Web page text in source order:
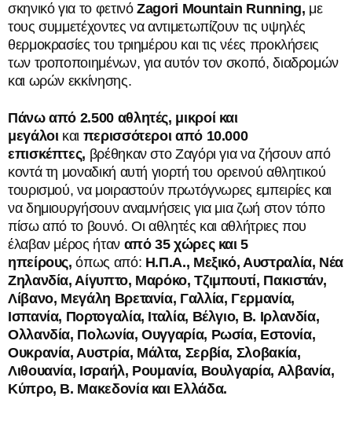
σκηνικό για το φετινόZagori Mountain Running, με
τους συμμετέχοντες να αντιμετωπίζουν τις υψηλές
θερμοκρασίες του τριημέρου και τις νέες προκλήσεις
των τροποποιημένων, για αυτόν τον σκοπό, διαδρομών
και ωρών εκκίνησης.
Πάνω από 2.500 αθλητές, μικροί και
μεγάλοικαι περισσότεροι από 10.000
επισκέπτες, βρέθηκαν στο Ζαγόρι για να ζήσουν από
κοντά τη μοναδική αυτή γιορτή του ορεινού αθλητικού
τουρισμού, να μοιραστούν πρωτόγνωρες εμπειρίες και
να δημιουργήσουν αναμνήσεις για μια ζωή στον τόπο
πίσω από το βουνό. Οι αθλητές και αθλήτριες που
έλαβαν μέρος ήταν από 35 χώρες και 5
ηπείρους, όπως από: Η.Π.Α., Μεξικό, Αυστραλία, Νέα
Ζηλανδία, Αίγυπτο, Μαρόκο, Τζιμπουτί, Πακιστάν,
Λίβανο, Μεγάλη Βρετανία, Γαλλία, Γερμανία,
Ισπανία, Πορτογαλία, Ιταλία, Βέλγιο, B. Ιρλανδία,
Ολλανδία, Πολωνία, Ουγγαρία, Ρωσία, Εστονία,
Ουκρανία, Αυστρία, Μάλτα, Σερβία, Σλοβακία,
Λιθουανία, Ισραήλ, Ρουμανία, Βουλγαρία, Αλβανία,
Κύπρο, Β. Μακεδονία και Ελλάδα.